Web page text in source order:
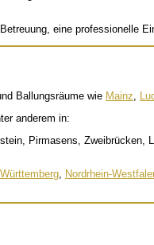
eine professionelle
Ballungsräume wie Mainz
anderem in:
Pirmasens, Zweibrücken,
, Nordrhein-